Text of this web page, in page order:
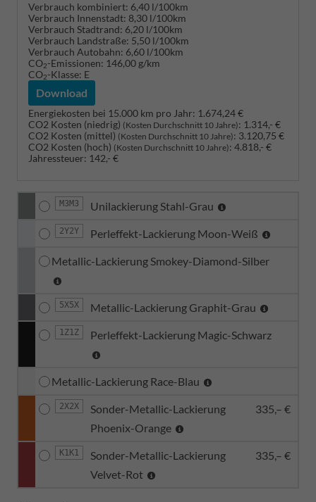
Verbrauch kombiniert: 6,40 l/100km
Verbrauch Innenstadt: 8,30 l/100km
Verbrauch Stadtrand: 6,20 l/100km
Verbrauch Landstraße: 5,50 l/100km
Verbrauch Autobahn: 6,60 l/100km
CO2-Emissionen: 146,00 g/km
CO2-Klasse: E
Download
Energiekosten bei 15.000 km pro Jahr: 1.674,24 €
CO2 Kosten (niedrig) (Kosten Durchschnitt 10 Jahre): 1.314,- €
CO2 Kosten (mittel) (Kosten Durchschnitt 10 Jahre): 3.120,75 €
CO2 Kosten (hoch) (Kosten Durchschnitt 10 Jahre): 4.818,- €
Jahressteuer: 142,- €
M3M3 Unilackierung Stahl-Grau
2Y2Y Perleffekt-Lackierung Moon-Weiß
Metallic-Lackierung Smokey-Diamond-Silber
5X5X Metallic-Lackierung Graphit-Grau
1Z1Z Perleffekt-Lackierung Magic-Schwarz
Metallic-Lackierung Race-Blau
2X2X
Sonder-Metallic-Lackierung
Phoenix-Orange
335,– €
K1K1
Sonder-Metallic-Lackierung
Velvet-Rot
335,– €